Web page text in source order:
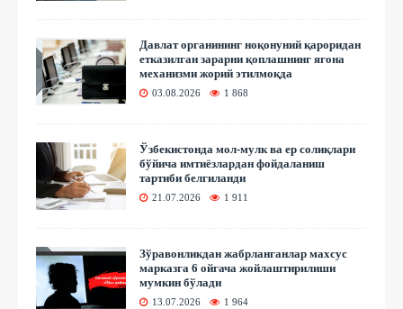
Давлат органининг ноқонуний қароридан
етказилган зарарни қоплашнинг ягона
механизми жорий этилмоқда
03.08.2026 1 868
Ўзбекистонда мол-мулк ва ер солиқлари
бўйича имтиёзлардан фойдаланиш
тартиби белгиланди
21.07.2026 1 911
Зўравонликдан жабрланганлар махсус
марказга 6 ойгача жойлаштирилиши
мумкин бўлади
13.07.2026 1 964